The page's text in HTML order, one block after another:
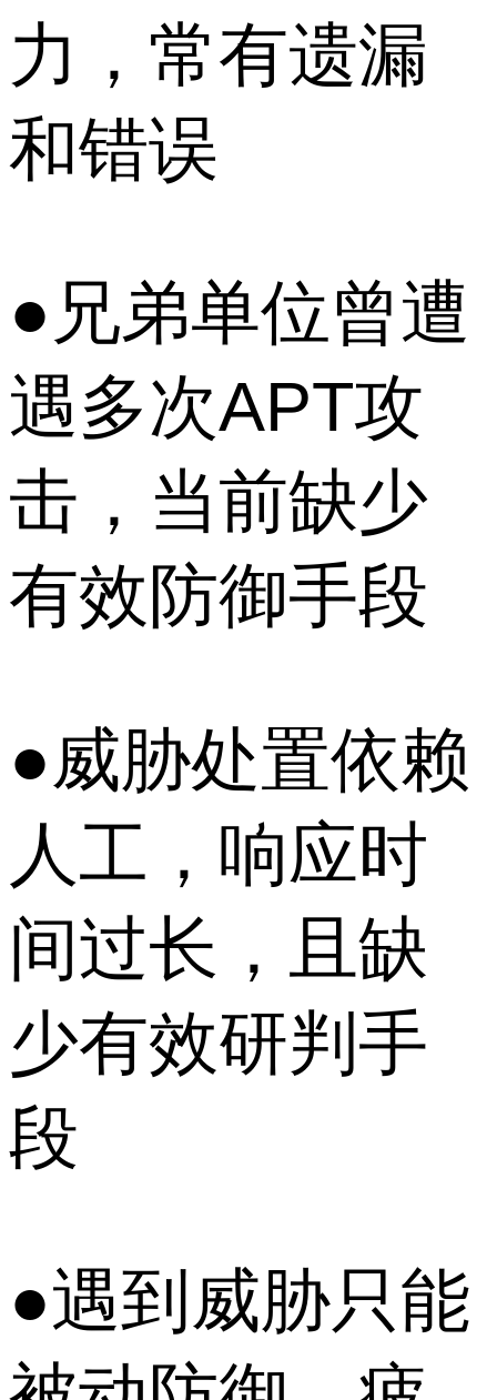
力，常有遗漏
和错误
●兄弟单位曾遭
遇多次APT攻
击，当前缺少
有效防御手段
●威胁处置依赖
人工，响应时
间过长，且缺
少有效研判手
段
●遇到威胁只能